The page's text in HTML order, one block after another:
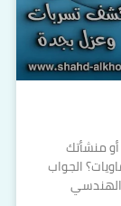
منشأتك
الجواب